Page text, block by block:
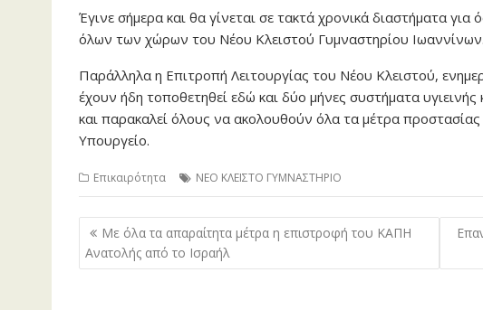
Έγινε σήμερα και θα γίνεται σε τακτά χρονικά διαστήματα
όλων των χώρων του Νέου Κλειστού Γυμναστηρίου Ιωαννίνων.
Παράλληλα η Επιτροπή Λειτουργίας του Νέου Κλειστού,
έχουν ήδη τοποθετηθεί εδώ και δύο μήνες συστήματα
και παρακαλεί όλους να ακολουθούν όλα τα μέτρα
Υπουργείο.
Επικαιρότητα ΝΕΟ ΚΛΕΙΣΤΟ ΓΥΜΝΑΣΤΗΡΙΟ
Πλοήγηση
άρθρων
Με όλα τα απαραίτητα μέτρα η επιστροφή του ΚΑΠΗ
Ανατολής από το Ισραήλ